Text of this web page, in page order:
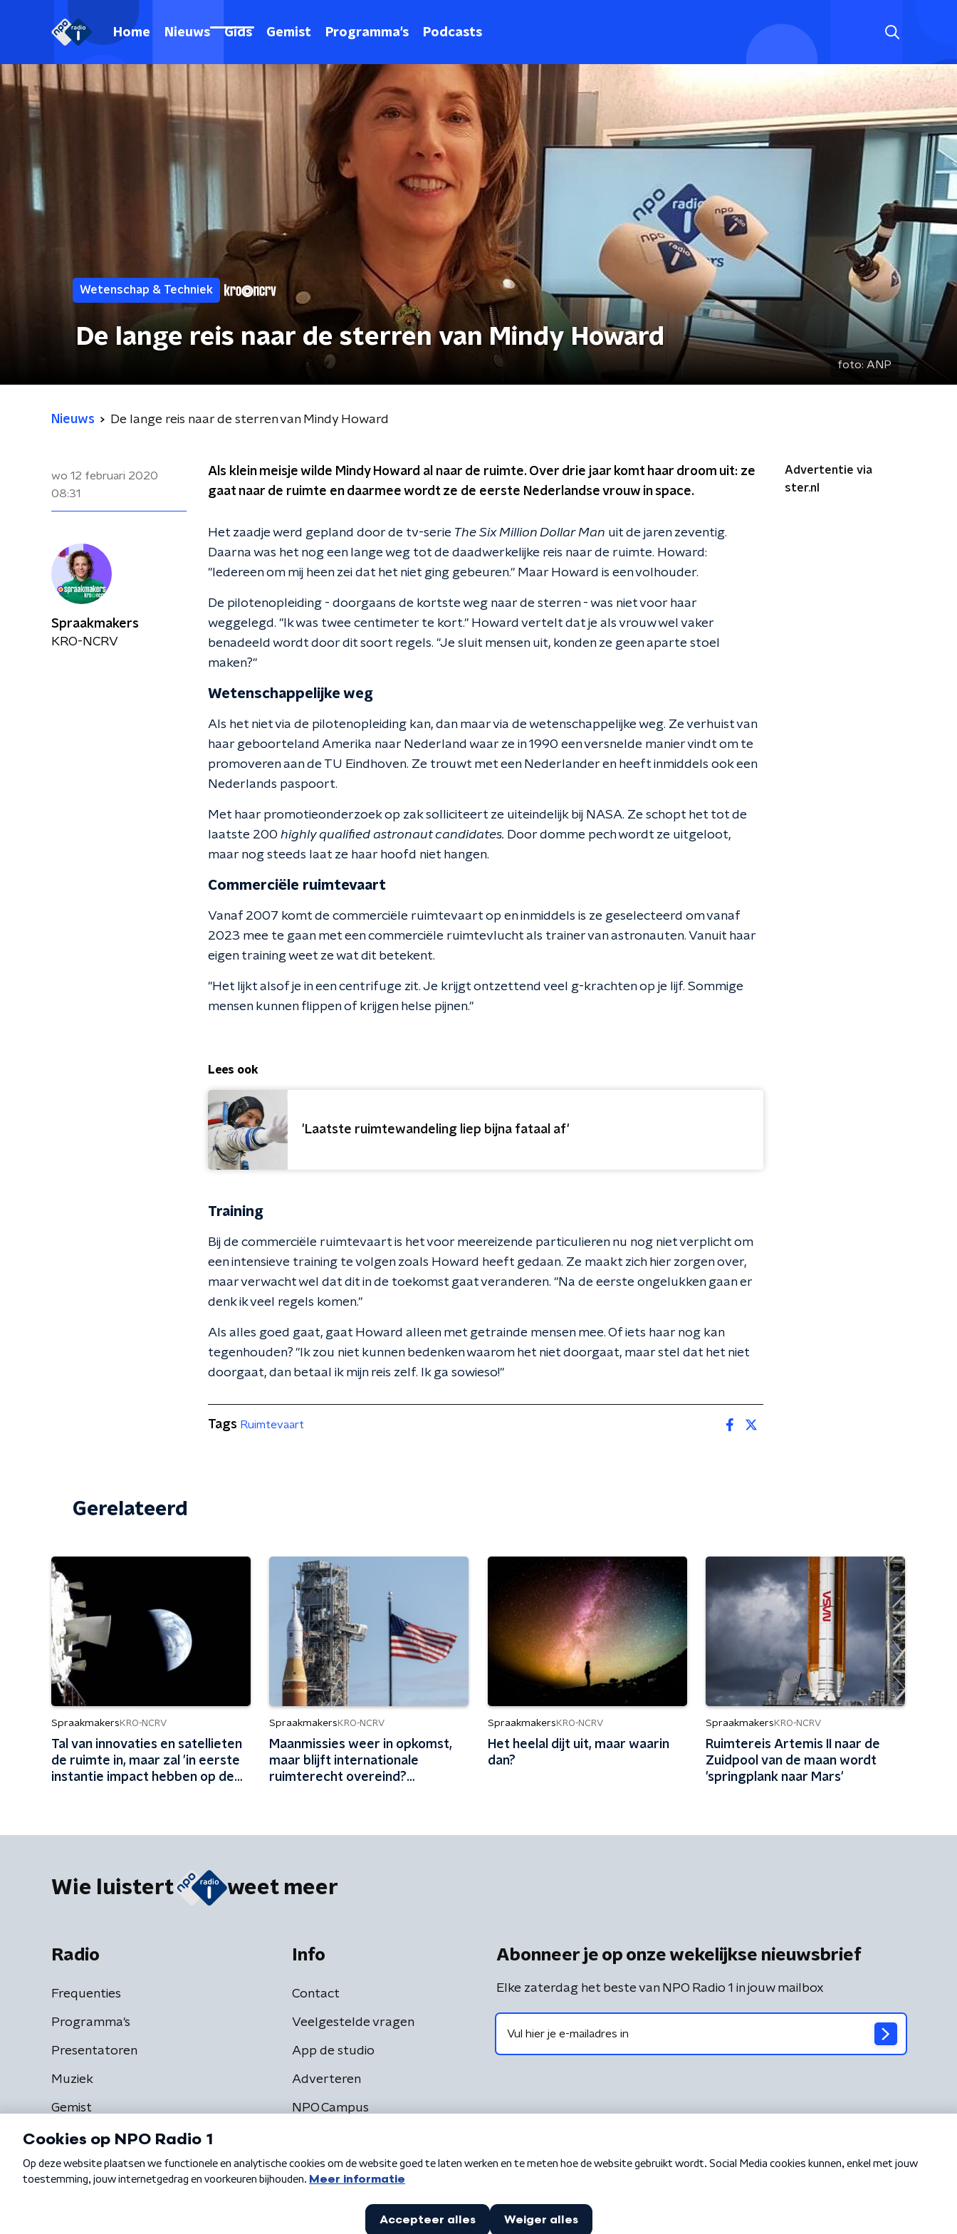
Home Nieuws Gids Gemist Programma's Podcasts
Wetenschap & Techniek
De lange reis naar de sterren van Mindy Howard
foto: ANP
Nieuws De lange reis naar de sterren van Mindy Howard
wo 12 februari 2020
08:31
Als klein meisje wilde Mindy Howard al naar de ruimte. Over drie jaar komt haar droom uit: ze
gaat naar de ruimte en daarmee wordt ze de eerste Nederlandse vrouw in space.
Het zaadje werd gepland door de tv-serie The Six Million Dollar Man uit de jaren zeventig.
Daarna was het nog een lange weg tot de daadwerkelijke reis naar de ruimte. Howard:
"Iedereen om mij heen zei dat het niet ging gebeuren." Maar Howard is een volhouder.
De pilotenopleiding - doorgaans de kortste weg naar de sterren - was niet voor haar
weggelegd. "Ik was twee centimeter te kort." Howard vertelt dat je als vrouw wel vaker
benadeeld wordt door dit soort regels. "Je sluit mensen uit, konden ze geen aparte stoel
maken?"
Wetenschappelijke weg
Als het niet via de pilotenopleiding kan, dan maar via de wetenschappelijke weg. Ze verhuist van
haar geboorteland Amerika naar Nederland waar ze in 1990 een versnelde manier vindt om te
promoveren aan de TU Eindhoven. Ze trouwt met een Nederlander en heeft inmiddels ook een
Nederlands paspoort.
Met haar promotieonderzoek op zak solliciteert ze uiteindelijk bij NASA. Ze schopt het tot de
laatste 200 highly qualified astronaut candidates. Door domme pech wordt ze uitgeloot,
maar nog steeds laat ze haar hoofd niet hangen.
Commerciële ruimtevaart
Vanaf 2007 komt de commerciële ruimtevaart op en inmiddels is ze geselecteerd om vanaf
2023 mee te gaan met een commerciële ruimtevlucht als trainer van astronauten. Vanuit haar
eigen training weet ze wat dit betekent.
"Het lijkt alsof je in een centrifuge zit. Je krijgt ontzettend veel g-krachten op je lijf. Sommige
mensen kunnen flippen of krijgen helse pijnen."
Lees ook
'Laatste ruimtewandeling liep bijna fataal af'
Training
Bij de commerciële ruimtevaart is het voor meereizende particulieren nu nog niet verplicht om
een intensieve training te volgen zoals Howard heeft gedaan. Ze maakt zich hier zorgen over,
maar verwacht wel dat dit in de toekomst gaat veranderen. "Na de eerste ongelukken gaan er
denk ik veel regels komen."
Als alles goed gaat, gaat Howard alleen met getrainde mensen mee. Of iets haar nog kan
tegenhouden? "Ik zou niet kunnen bedenken waarom het niet doorgaat, maar stel dat het niet
doorgaat, dan betaal ik mijn reis zelf. Ik ga sowieso!"
Advertentie via
ster.nl
Spraakmakers
KRO-NCRV
Tags Ruimtevaart
Gerelateerd
Spraakmakers KRO-NCRV
Tal van innovaties en satellieten
de ruimte in, maar zal 'in eerste
instantie impact hebben op de
Spraakmakers KRO-NCRV
Maanmissies weer in opkomst,
maar blijft internationale
ruimterecht overeind?
Spraakmakers KRO-NCRV
Het heelal dijt uit, maar waarin
dan?
Spraakmakers KRO-NCRV
Ruimtereis Artemis II naar de
Zuidpool van de maan wordt
'springplank naar Mars'
Wie luistert weet meer
Radio
Frequenties
Programma's
Presentatoren
Muziek
Gemist
Info
Contact
Veelgestelde vragen
App de studio
Adverteren
NPO Campus
Abonneer je op onze wekelijkse nieuwsbrief
Elke zaterdag het beste van NPO Radio 1 in jouw mailbox
Algemene voorwaarden Privacybeleid